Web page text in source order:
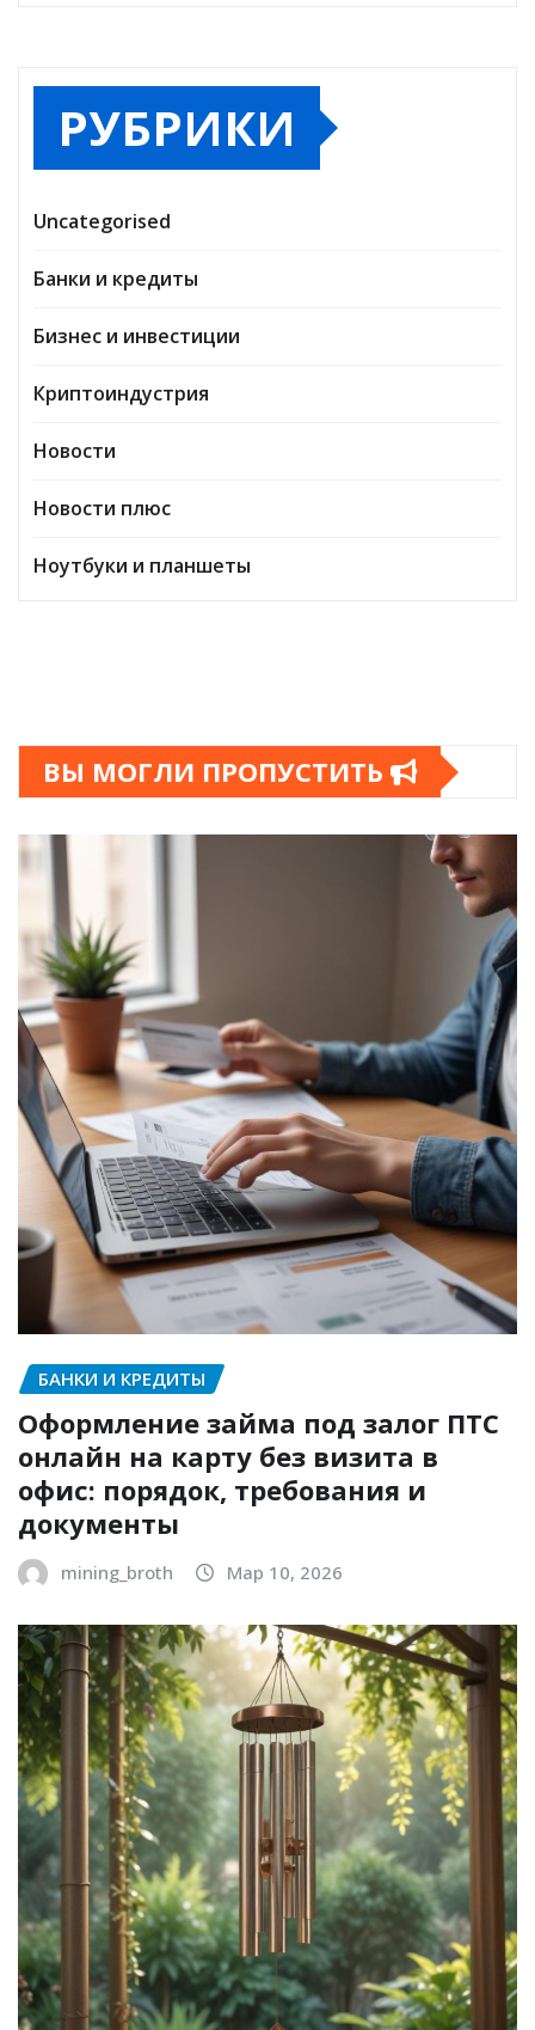
РУБРИКИ
Uncategorised
Банки и кредиты
Бизнес и инвестиции
Криптоиндустрия
Новости
Новости плюс
Ноутбуки и планшеты
ВЫ МОГЛИ ПРОПУСТИТЬ
БАНКИ И КРЕДИТЫ
Оформление займа под залог ПТС
онлайн на карту без визита в
офис: порядок, требования и
документы
mining_broth Мар 10, 2026